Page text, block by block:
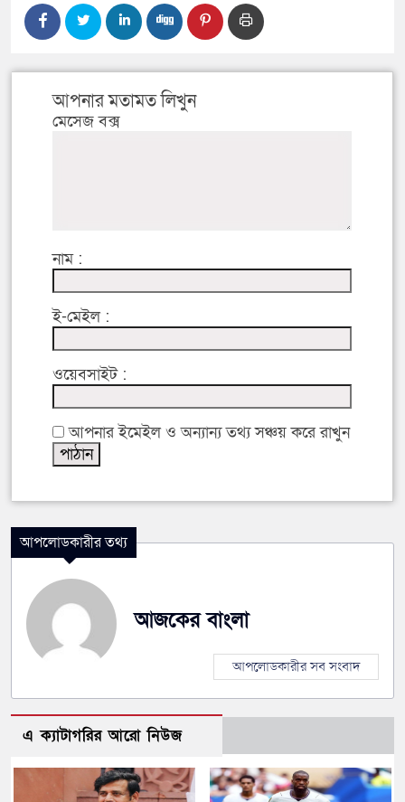
আপনার মতামত লিখুন
মেসেজ বক্স
নাম :
ই-মেইল :
ওয়েবসাইট :
আপনার ইমেইল ও অন্যান্য তথ্য সঞ্চয় করে রাখুন
আপলোডকারীর তথ্য
আজকের বাংলা
আপলোডকারীর সব সংবাদ
এ ক্যাটাগরির আরো নিউজ